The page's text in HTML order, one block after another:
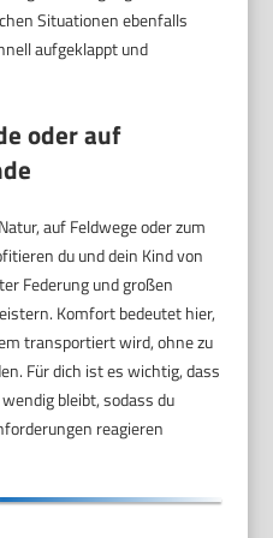
Situationen ebenfalls
aufgeklappt und
oder auf
auf Feldwege oder zum
du und dein Kind von
Federung und großen
Komfort bedeutet hier,
transportiert wird, ohne zu
Für dich ist es wichtig, dass
bleibt, sodass du
reagieren